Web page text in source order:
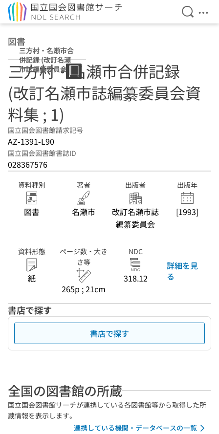
検索を
メ
図書
三方村・名瀬市合
併記録 (改訂名瀬
市誌編纂委員会資
料集 ; 1)
三方村・名瀬市合併記録
(改訂名瀬市誌編纂委員会資
料集 ; 1)
国立国会図書館請求記号
AZ-1391-L90
国立国会図書館書誌ID
028367576
資料種別
図書
著者
名瀬市
出版者
改訂名瀬市誌
編纂委員会
出版年
[1993]
資料形態
紙
ページ数・大き
さ等
265p ; 21cm
NDC
318.12
詳細を見
る
書店で探す
書店で探す
全国の図書館の所蔵
国立国会図書館サーチが連携している各図書館等から取得した所
蔵情報を表示します。
連携している機関・データベースの一覧